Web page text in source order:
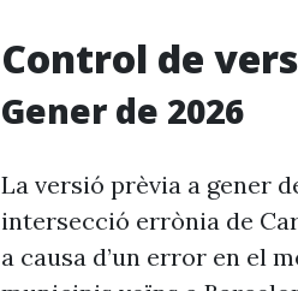
Control de
Gener de 2026
La versió prèvia a gener
intersecció errònia de
a causa d’un error en el